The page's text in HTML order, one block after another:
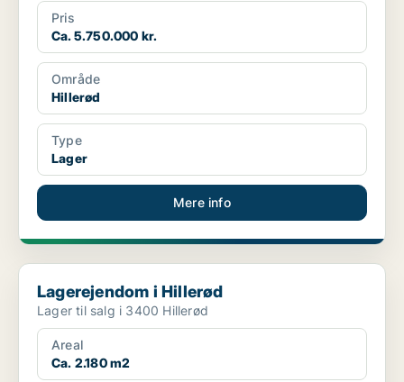
Pris
Ca. 5.750.000 kr.
Område
Hillerød
Type
Lager
Mere info
Lagerejendom i Hillerød
Lagerejendom i Hillerød
Lager til salg i 3400 Hillerød
Areal
Ca. 2.180 m2